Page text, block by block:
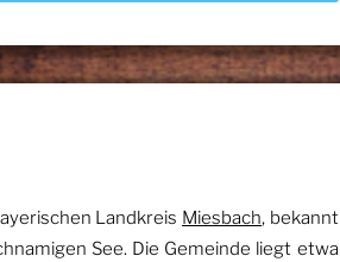
Landkreis Miesbach, bekannt
See. Die Gemeinde liegt etwa